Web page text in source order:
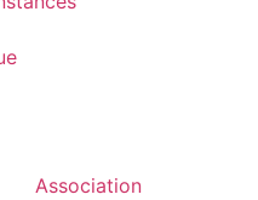
Association